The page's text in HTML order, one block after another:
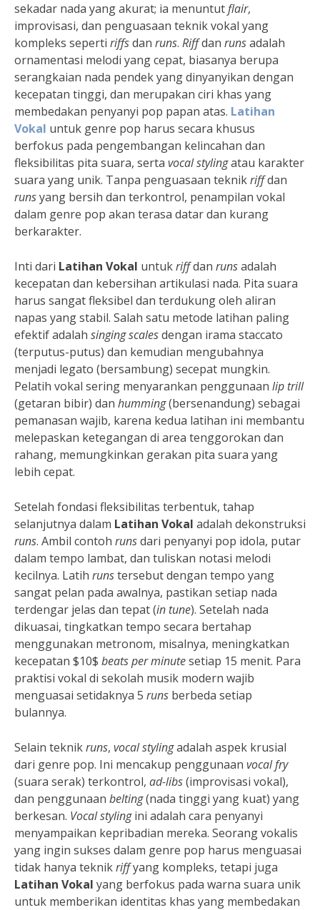
sekadar nada yang akurat; ia menuntutflair,
improvisasi, dan penguasaan teknik vokal yang
kompleks seperti riffsdan runs. Riffdan runsadalah
ornamentasi melodi yang cepat, biasanya berupa
serangkaian nada pendek yang dinyanyikan dengan
kecepatan tinggi, dan merupakan ciri khas yang
membedakan penyanyi pop papan atas. Latihan
Vokal untuk genre pop harus secara khusus
berfokus pada pengembangan kelincahan dan
fleksibilitas pita suara, serta vocal stylingatau karakter
suara yang unik. Tanpa penguasaan teknikriffdan
runsyang bersih dan terkontrol, penampilan vokal
dalam genre pop akan terasa datar dan kurang
berkarakter.
Inti dari Latihan Vokal untukriffdan runsadalah
kecepatan dan kebersihan artikulasi nada. Pita suara
harus sangat fleksibel dan terdukung oleh aliran
napas yang stabil. Salah satu metode latihan paling
efektif adalah singing scalesdengan irama staccato
(terputus-putus) dan kemudian mengubahnya
menjadi legato (bersambung) secepat mungkin.
Pelatih vokal sering menyarankan penggunaan lip trill
(getaran bibir) dan humming(bersenandung) sebagai
pemanasan wajib, karena kedua latihan ini membantu
melepaskan ketegangan di area tenggorokan dan
rahang, memungkinkan gerakan pita suara yang
lebih cepat.
Setelah fondasi fleksibilitas terbentuk, tahap
selanjutnya dalam Latihan Vokal adalah dekonstruksi
runs. Ambil contoh runsdari penyanyi pop idola, putar
dalam tempo lambat, dan tuliskan notasi melodi
kecilnya. Latih runstersebut dengan tempo yang
sangat pelan pada awalnya, pastikan setiap nada
terdengar jelas dan tepat (in tune). Setelah nada
dikuasai, tingkatkan tempo secara bertahap
menggunakan metronom, misalnya, meningkatkan
kecepatan $10$ beats per minutesetiap 15 menit. Para
praktisi vokal di sekolah musik modern wajib
menguasai setidaknya 5 runs berbeda setiap
bulannya.
Selain teknikruns, vocal stylingadalah aspek krusial
dari genre pop. Ini mencakup penggunaan vocal fry
(suara serak) terkontrol, ad-libs(improvisasi vokal),
dan penggunaan belting(nada tinggi yang kuat) yang
berkesan. Vocal stylingini adalah cara penyanyi
menyampaikan kepribadian mereka. Seorang vokalis
yang ingin sukses dalam genre pop harus menguasai
tidak hanya teknikriffyang kompleks, tetapi juga
Latihan Vokal yang berfokus pada warna suara unik
untuk memberikan identitas khas yang membedakan